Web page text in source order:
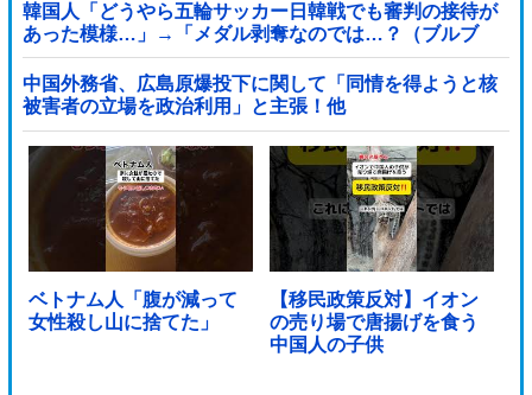
韓国人「どうやら五輪サッカー日韓戦でも審判の接待が
あった模様…」→「メダル剥奪なのでは…？（ブルブ
ル」＝韓国の反応
中国外務省、広島原爆投下に関して「同情を得ようと核
被害者の立場を政治利用」と主張！他
ベトナム人「腹が減って
女性殺し山に捨てた」
【移民政策反対】イオン
の売り場で唐揚げを食う
中国人の子供